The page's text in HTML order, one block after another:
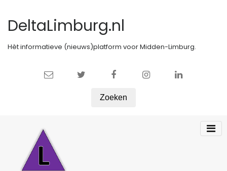
DeltaLimburg.nl
Hèt informatieve (nieuws)platform voor Midden-Limburg.
Zoeken